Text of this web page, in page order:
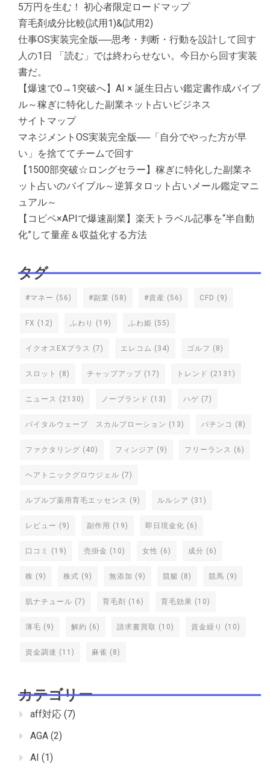
5万円を生む！ 初心者限定ロードマップ
育毛剤成分比較(試用1)&(試用2)
仕事OS実装完全版──思考・判断・行動を設計して回す
人の1日 「読む」では終わらせない。今日から回す実装
書だ。
【爆速で0→1突破へ】AI × 誕生日占い鑑定書作成バイブ
ル～稼ぎに特化した副業ネット占いビジネス
サイトマップ
マネジメントOS実装完全版──「自分でやった方が早
い」を捨ててチームで回す
【1500部突破☆ロングセラー】稼ぎに特化した副業ネ
ット占いのバイブル～逆算タロット占いメール鑑定マニ
ュアル～
【コピペ×APIで爆速副業】楽天トラベル記事を“半自動
化”して量産＆収益化する方法
タグ
#マネー (56) #副業 (58) #資産 (56) CFD (9)
FX (12) ふわり (19) ふわ姫 (55)
イクオスEXプラス (7) エレコム (34) ゴルフ (8)
スロット (8) チャップアップ (17) トレンド (2131)
ニュース (2130) ノーブランド (13) ハゲ (7)
バイタルウェーブ スカルプローション (13) パチンコ (8)
ファクタリング (40) フィンジア (9) フリーランス (6)
ヘアトニックグロウジェル (7)
ルプルプ薬用育毛エッセンス (9) ルルシア (31)
レビュー (9) 副作用 (19) 即日現金化 (6)
口コミ (19) 売掛金 (10) 女性 (6) 成分 (6)
株 (9) 株式 (9) 無添加 (9) 競艇 (8) 競馬 (9)
肌ナチュール (7) 育毛剤 (16) 育毛効果 (10)
薄毛 (9) 解約 (6) 請求書買取 (10) 資金繰り (10)
資金調達 (11) 麻雀 (8)
カテゴリー
aff対応 (7)
AGA (2)
AI (1)